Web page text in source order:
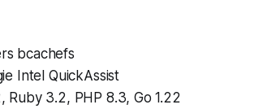
bcachefs
Intel QuickAssist
3.2, PHP 8.3, Go 1.22